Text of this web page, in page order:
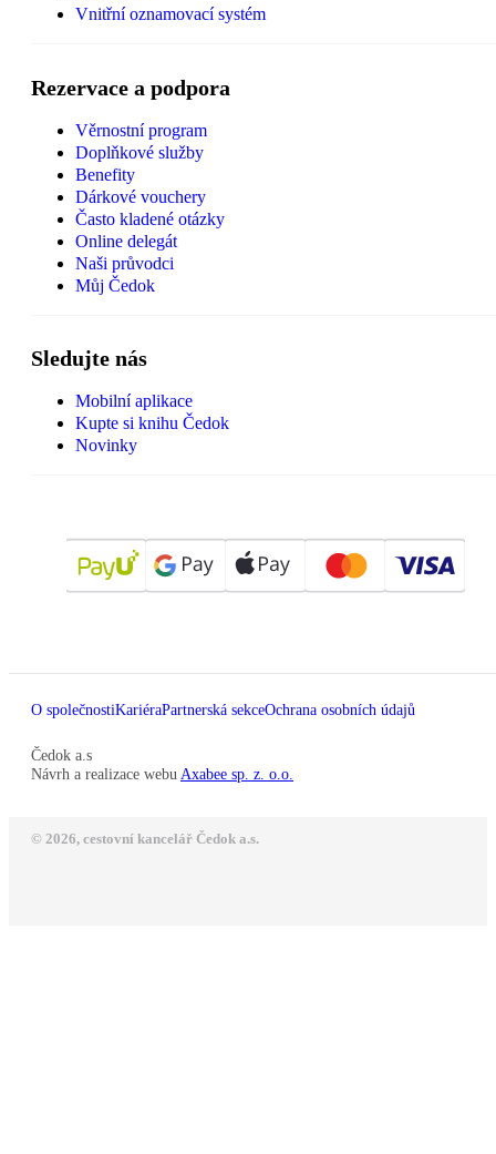
Vnitřní oznamovací systém
Rezervace a podpora
Věrnostní program
Doplňkové služby
Benefity
Dárkové vouchery
Často kladené otázky
Online delegát
Naši průvodci
Můj Čedok
Sledujte nás
Mobilní aplikace
Kupte si knihu Čedok
Novinky
O společnostiKariéraPartnerská sekceOchrana osobních údajů
Čedok a.s
Návrh a realizace webu Axabee sp. z. o.o.
© 2026, cestovní kancelář Čedok a.s.